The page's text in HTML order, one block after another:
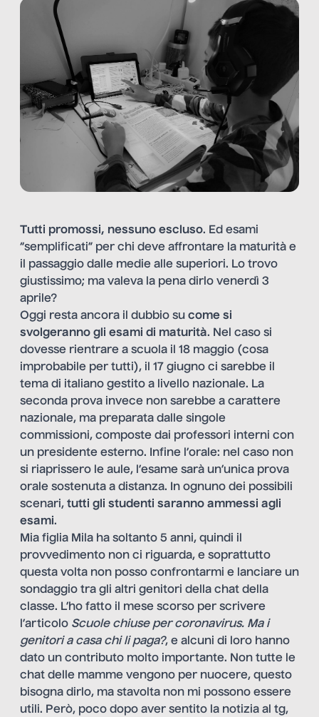
Tutti promossi, nessuno escluso. Ed esami
“semplificati” per chi deve affrontare la maturità e
il passaggio dalle medie alle superiori. Lo trovo
giustissimo; ma valeva la pena dirlo venerdì 3
aprile?
Oggi resta ancora il dubbio su come si
svolgeranno gli esami di maturità. Nel caso si
dovesse rientrare a scuola il 18 maggio (cosa
improbabile per tutti), il 17 giugno ci sarebbe il
tema di italiano gestito a livello nazionale. La
seconda prova invece non sarebbe a carattere
nazionale, ma preparata dalle singole
commissioni, composte dai professori interni con
un presidente esterno. Infine l’orale: nel caso non
si riaprissero le aule, l’esame sarà un’unica prova
orale sostenuta a distanza. In ognuno dei possibili
scenari, tutti gli studenti saranno ammessi agli
esami.
Mia figlia Mila ha soltanto 5 anni, quindi il
provvedimento non ci riguarda, e soprattutto
questa volta non posso confrontarmi e lanciare un
sondaggio tra gli altri genitori della chat della
classe. L’ho fatto il mese scorso per scrivere
l’articolo Scuole chiuse per coronavirus. Ma i
genitori a casa chi li paga?, e alcuni di loro hanno
dato un contributo molto importante. Non tutte le
chat delle mamme vengono per nuocere, questo
bisogna dirlo, ma stavolta non mi possono essere
utili. Però, poco dopo aver sentito la notizia al tg,